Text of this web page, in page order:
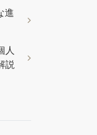
進
人
説